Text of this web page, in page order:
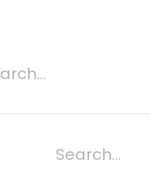
Refection